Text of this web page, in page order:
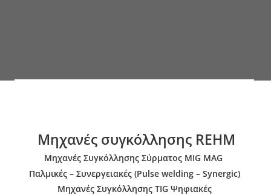
Μηχανές συγκόλλησης REHM
Μηχανές Συγκόλλησης Σύρματος MIG MAG
Παλμικές – Συνεργειακές (Pulse welding – Synergic)
Μηχανές Συγκόλλησης TIG Ψηφιακές